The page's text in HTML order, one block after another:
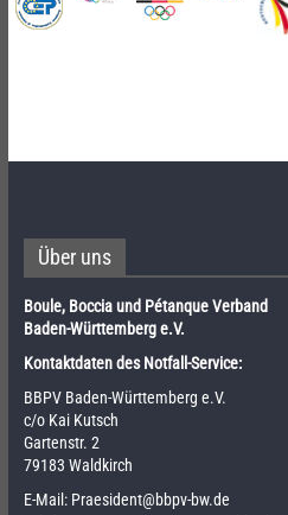
Über uns
Boule, Boccia und Pétanque Verband
Baden-Württemberg e.V.
Kontaktdaten des Notfall-Service:
BBPV Baden-Württemberg e.V.
c/o Kai Kutsch
Gartenstr. 2
79183 Waldkirch
E-Mail: Praesident@bbpv-bw.de